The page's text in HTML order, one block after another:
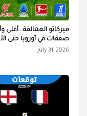
صفقات في أوروبا حتى
July 31, 2026